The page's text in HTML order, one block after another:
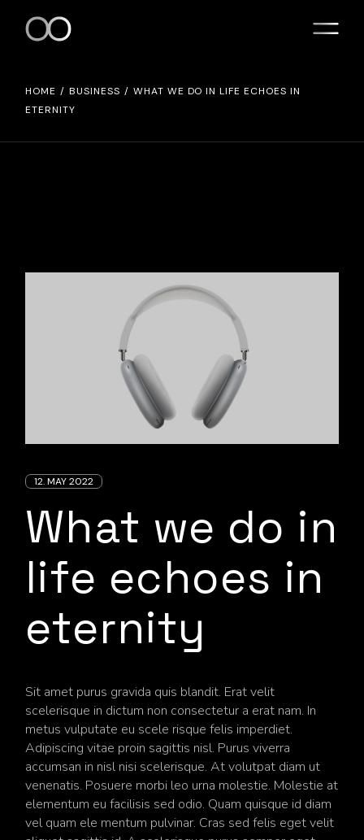
HOME BUSINESS
WHAT WE DO IN LIFE ECHOES IN
ETERNITY
12. MAY 2022
What we do in
life echoes in
eternity
Sit amet purus gravida quis blandit. Erat velit
scelerisque in dictum non consectetur a erat nam. In
metus vulputate eu scele risque felis imperdiet.
Adipiscing vitae proin sagittis nisl. Purus viverra
accumsan in nisl nisi scelerisque. At volutpat diam ut
venenatis. Posuere morbi leo urna molestie. Molestie at
elementum eu facilisis sed odio. Quam quisque id diam
vel quam ele mentum pulvinar. Cras sed felis eget velit